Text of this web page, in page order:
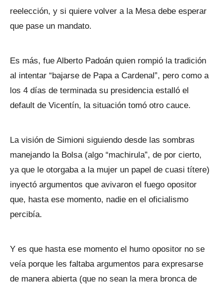
reelección, y si quiere volver a la Mesa debe esperar
que pase un mandato.
Es más, fue Alberto Padoán quien rompió la tradición
al intentar “bajarse de Papa a Cardenal”, pero como a
los 4 días de terminada su presidencia estalló el
default de Vicentín, la situación tomó otro cauce.
La visión de Simioni siguiendo desde las sombras
manejando la Bolsa (algo “machirula”, de por cierto,
ya que le otorgaba a la mujer un papel de cuasi títere)
inyectó argumentos que avivaron el fuego opositor
que, hasta ese momento, nadie en el oficialismo
percibía.
Y es que hasta ese momento el humo opositor no se
veía porque les faltaba argumentos para expresarse
de manera abierta (que no sean la mera bronca de